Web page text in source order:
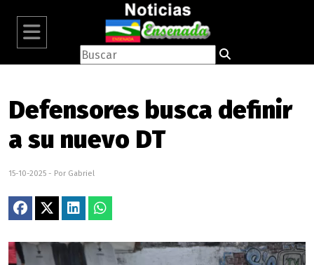
Defensores busca definir
a su nuevo DT
15-10-2025 - Por Gabriel